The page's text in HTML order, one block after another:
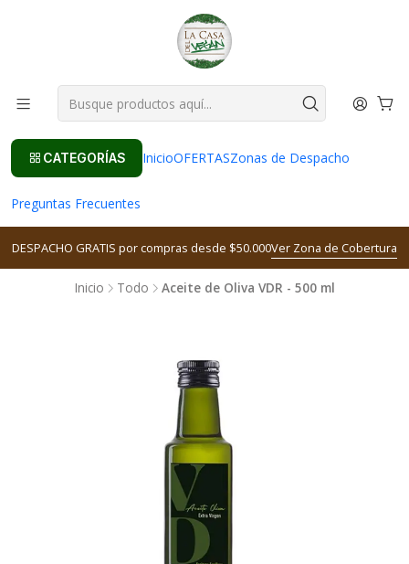
CATEGORÍAS InicioOFERTASZonas de Despacho
Preguntas Frecuentes
DESPACHO GRATIS por compras desde $50.000Ver Zona de Cobertura
Inicio Todo Aceite de Oliva VDR - 500 ml